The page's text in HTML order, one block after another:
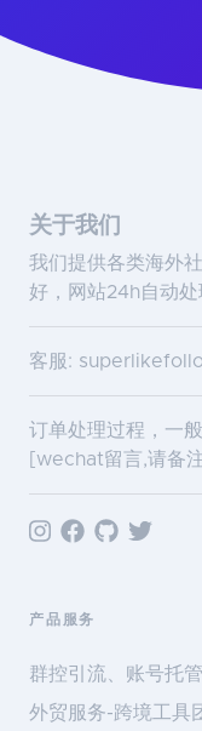
关于我们
我们提供各类海外
好，网站24h自动处
客服:
订单处理过程，一
[wechat留言,请备
产品服务
群控引流、账号托管
外贸服务-跨境工具